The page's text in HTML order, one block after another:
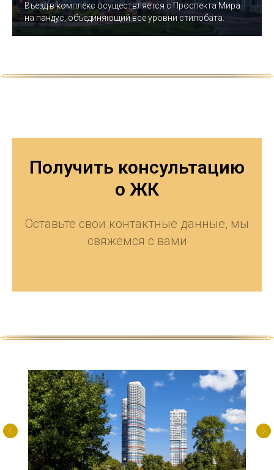
Въезд в комплекс осуществляется с Проспекта Мира
на пандус, объединяющий все уровни стилобата.
Получить консультацию
о ЖК
Оставьте свои контактные данные, мы
свяжемся с вами